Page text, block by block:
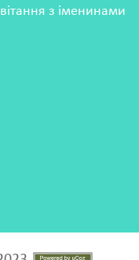
з іменинами